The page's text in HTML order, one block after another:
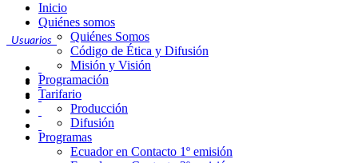
Usuarios
Inicio
Quiénes somos
Quiénes Somos
Código de Ética y Difusión
Misión y Visión
Programación
Tarifario
Producción
Difusión
Programas
Ecuador en Contacto 1º emisión